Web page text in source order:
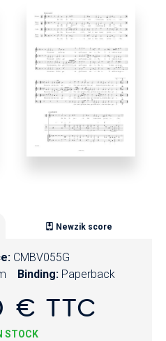
Newzik score
CMBV055G
Binding: Paperback
€ TTC
STOCK